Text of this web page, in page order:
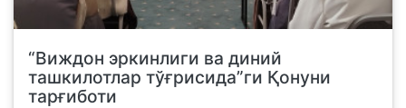
“Виждон эркинлиги ва диний
ташкилотлар тўғрисида”ги Қонуни
тарғиботи